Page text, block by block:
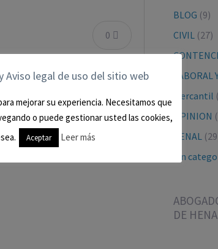
0
BLOG (9)
CIVIL(27)
Mercantil
OPINION
PENAL
Sin
DE
Aviso legal de uso del sitio web
mejorar su experiencia. Necesitamos que
o puede gestionar usted las cookies,
Aceptar Leer más